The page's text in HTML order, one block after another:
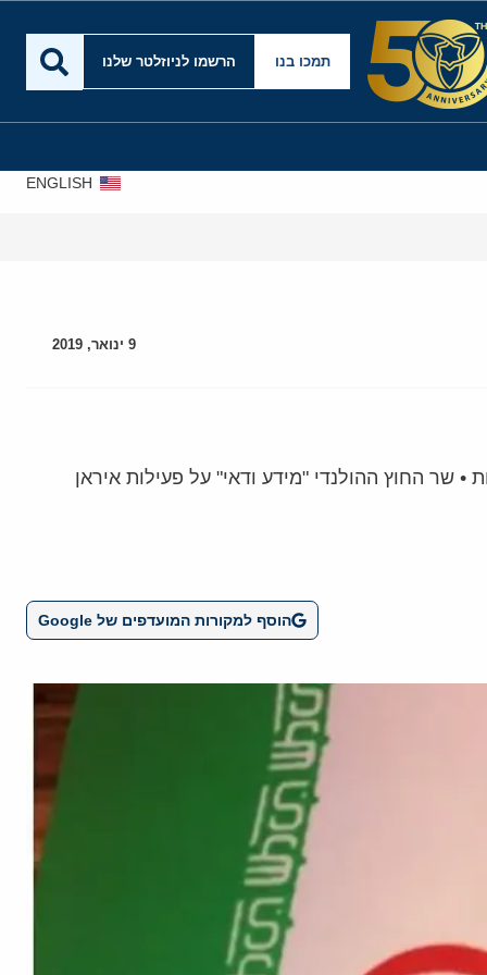
תמכו בנו הרשמו לניוזלטר שלנו
ENGLISH
9 ינואר, 2019
• שר החוץ ההולנדי "מידע ודאי" על פעילות איראן
הוסף למקורות המועדפים של Google